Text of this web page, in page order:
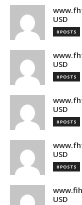
USD
0 POSTS
USD
0 POSTS
USD
0 POSTS
USD
0 POSTS
USD